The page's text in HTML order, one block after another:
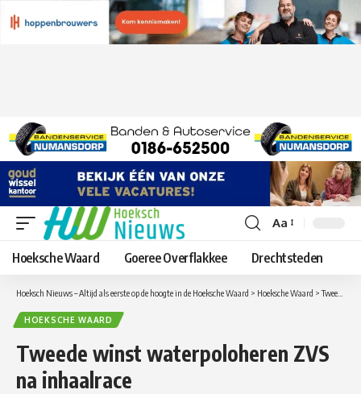
Lettergrootte
aanpassen
Aa
Hoeksche Waard Goeree Overflakkee Drechtsteden
Hoeksch Nieuws – Altijd als eerste op de hoogte in de Hoeksche Waard > Hoeksche Waard >Tweede winst waterpoloheren ZVS na inhaalrace
HOEKSCHE WAARD
Tweede winst waterpoloheren ZVS
na inhaalrace